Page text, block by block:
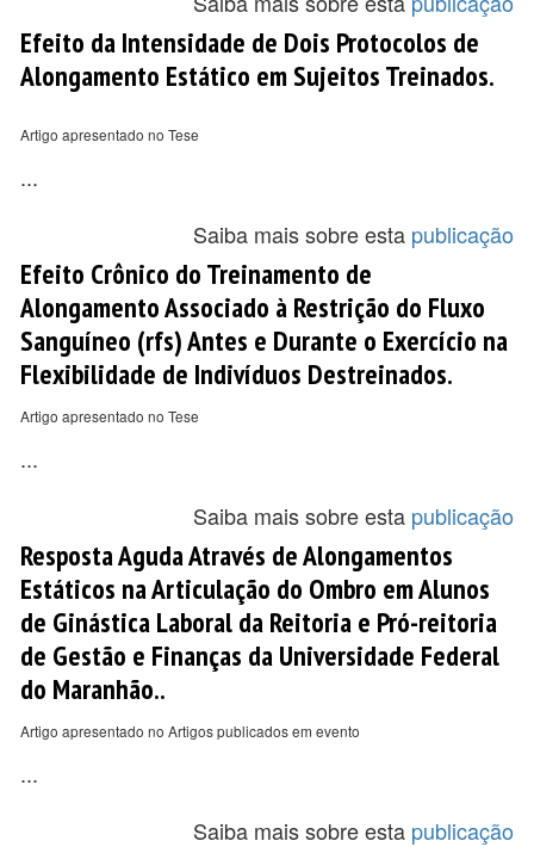
Efeito da Intensidade de Dois Protocolos de
Alongamento Estático em Sujeitos Treinados.
Artigo apresentado no Tese
...
Saiba mais sobre esta publicação
Efeito Crônico do Treinamento de
Alongamento Associado à Restrição do Fluxo
Sanguíneo (rfs) Antes e Durante o Exercício na
Flexibilidade de Indivíduos Destreinados.
Artigo apresentado no Tese
...
Saiba mais sobre esta publicação
Resposta Aguda Através de Alongamentos
Estáticos na Articulação do Ombro em Alunos
de Ginástica Laboral da Reitoria e Pró-reitoria
de Gestão e Finanças da Universidade Federal
do Maranhão..
Artigo apresentado no Artigos publicados em evento
...
Saiba mais sobre esta publicação